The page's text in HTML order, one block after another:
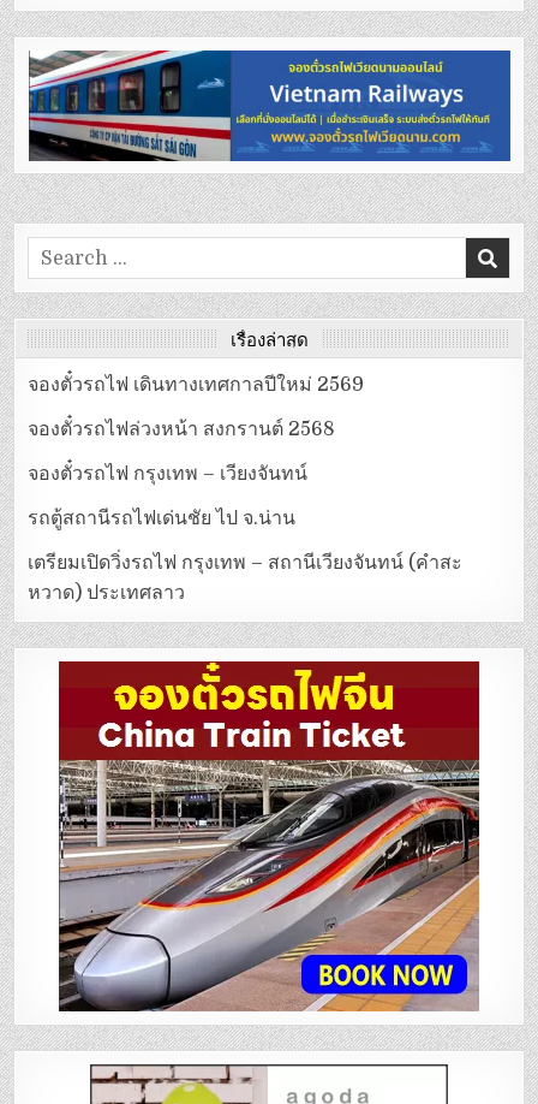
Search
for:
เรื่องล่าสุด
จองตั๋วรถไฟ เดินทางเทศกาลปีใหม่ 2569
จองตั๋วรถไฟล่วงหน้า สงกรานต์ 2568
จองตั๋วรถไฟ กรุงเทพ – เวียงจันทน์
รถตู้สถานีรถไฟเด่นชัย ไป จ.น่าน
เตรียมเปิดวิ่งรถไฟ กรุงเทพ – สถานีเวียงจันทน์ (คำสะ
หวาด) ประเทศลาว